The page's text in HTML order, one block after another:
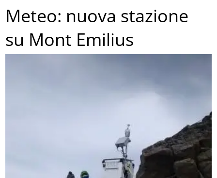
Meteo: nuova stazione
su Mont Emilius